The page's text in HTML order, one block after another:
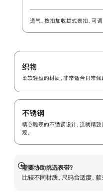
透气、按扣加收拢式表扣、可
织物
柔软轻盈的材质，非常适合日常佩
不锈钢
精心雕琢的不锈钢设计，造就精致
观。
需要协助挑选表带？
比较不同材质、尺码合适度、
展
开